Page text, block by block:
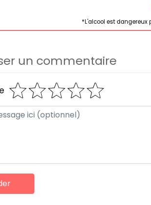
*L'alcool est dangereux
un commentaire